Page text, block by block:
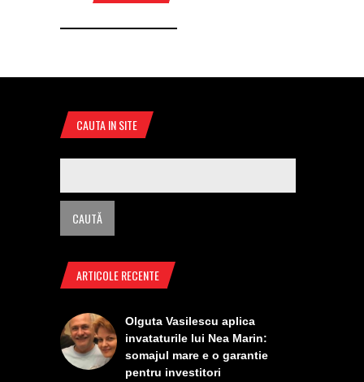
CAUTA IN SITE
ARTICOLE RECENTE
Olguta Vasilescu aplica
invataturile lui Nea Marin:
somajul mare e o garantie
pentru investitori